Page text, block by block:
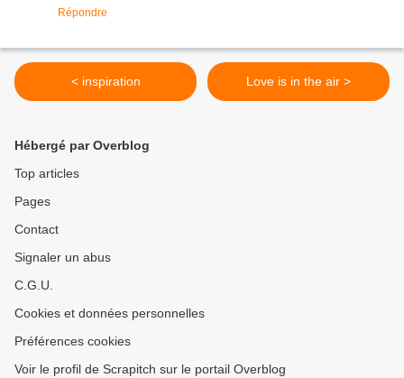
Répondre
< inspiration Love is in the air >
Hébergé par Overblog
Top articles
Pages
Contact
Signaler un abus
C.G.U.
Cookies et données personnelles
Préférences cookies
Voir le profil de Scrapitch sur le portail Overblog